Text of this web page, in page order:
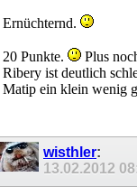
Ernüchternd.
20 Punkte.
Plus
Ribery ist deutlich
Matip ein klein wenig
wisthler:
13.02.2012